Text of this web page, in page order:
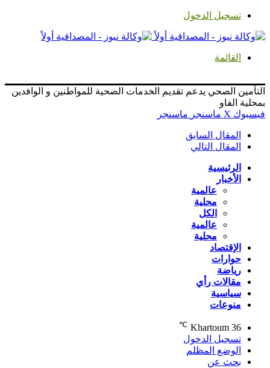
تسجيل الدخول
القائمة
التأمين الصحي يدعم تقديم الخدمات الصحية للمواطنين و الوافدين
بمحلية الفاو
فيسبوك ‫X ماسنجر ماسنجر
المقال السابق
المقال التالي
الرئيسية
الأخبار
عالمية
محلية
الكل
عالمية
محلية
الإقتصاد
حوارات
رياضة
مقالات رأي
سياسية
منوعات
Khartoum 36
℃
تسجيل الدخول
الوضع المظلم
بحث عن